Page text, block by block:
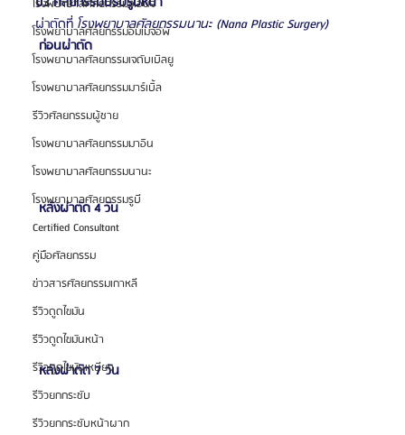
โรงพยาบาลศัลยกรรมจีเอ็นจี
โรงพยาบาลศัลยกรรมอิมเมจอัพ
โรงพยาบาลศัลยกรรมเจดับเบิลยู
โรงพยาบาลศัลยกรรมมาร์เบิ้ล
รีวิวศัลยกรรมผู้ชาย
โรงพยาบาลศัลยกรรมมาอิน
โรงพยาบาลศัลยกรรมนานะ
โรงพยาบาลศัลยกรรมรูบี
Certified Consultant
คู่มือศัลยกรรม
ข่าวสารศัลยกรรมเกาหลี
รีวิวดูดไขมัน
รีวิวดูดไขมันหน้า
รีวิวดูดไขมันเหนียง
รีวิวยกกระชับ
รีวิวยกกระชับหน้าผาก
ผ่าตัดที่ โรงพยาบาลศัลยกรรมนานะ (Nana Plastic Surgery)
ก่อนผ่าตัด
หลังผ่าตัด 4 วัน
หลังผ่าตัด 7 วัน